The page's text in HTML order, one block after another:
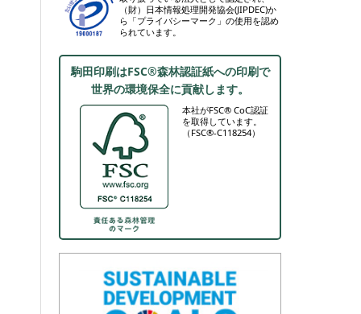
（財）日本情報処理開発協会(JIPDEC)か
ら「プライバシーマーク」の使用を認め
られています。
駒田印刷はFSC®森林認証紙への印刷で
世界の環境保全に貢献します。
本社がFSC® CoC認証
を取得しています。
（FSC®-C118254）